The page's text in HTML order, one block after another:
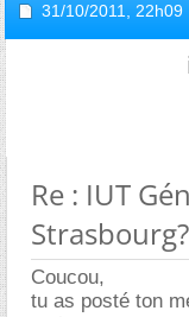
31/10/2011, 22h09
Re : IUT
Coucou,
tu as posté ton